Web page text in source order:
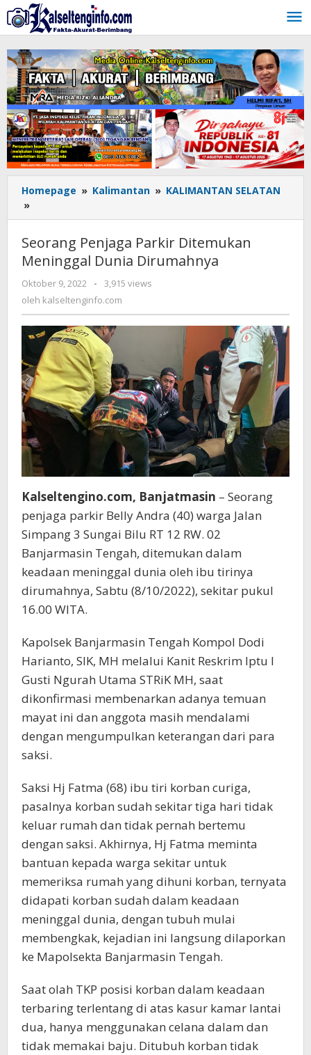
Lewati
ke
konten
Homepage » Kalimantan » KALIMANTAN SELATAN
»
Penjaga
Ditemukan
Meninggal
Dunia
Dirumahnya
Seorang Penjaga Parkir Ditemukan
Meninggal Dunia Dirumahnya
Oktober 9, 2022
oleh
kalseltenginfo.com
-
3,915 views
oleh kalseltenginfo.com
Kalseltengino.com, Banjatmasin – Seorang
penjaga parkir Belly Andra (40) warga Jalan
Simpang 3 Sungai Bilu RT 12 RW. 02
Banjarmasin Tengah, ditemukan dalam
keadaan meninggal dunia oleh ibu tirinya
dirumahnya, Sabtu (8/10/2022), sekitar pukul
16.00 WITA.
Kapolsek Banjarmasin Tengah Kompol Dodi
Harianto, SIK, MH melalui Kanit Reskrim Iptu I
Gusti Ngurah Utama STRiK MH, saat
dikonfirmasi membenarkan adanya temuan
mayat ini dan anggota masih mendalami
dengan mengumpulkan keterangan dari para
saksi.
Saksi Hj Fatma (68) ibu tiri korban curiga,
pasalnya korban sudah sekitar tiga hari tidak
keluar rumah dan tidak pernah bertemu
dengan saksi. Akhirnya, Hj Fatma meminta
bantuan kepada warga sekitar untuk
memeriksa rumah yang dihuni korban, ternyata
didapati korban sudah dalam keadaan
meninggal dunia, dengan tubuh mulai
membengkak, kejadian ini langsung dilaporkan
ke Mapolsekta Banjarmasin Tengah.
Saat olah TKP posisi korban dalam keadaan
terbaring terlentang di atas kasur kamar lantai
dua, hanya menggunakan celana dalam dan
tidak memakai baju. Ditubuh korban tidak